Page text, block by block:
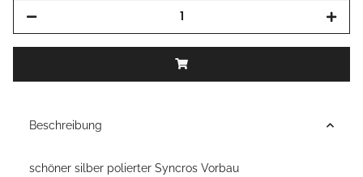
Beschreibung
schöner silber polierter Syncros Vorbau